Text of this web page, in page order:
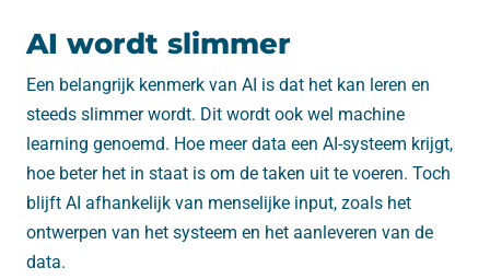
AI wordt slimmer
Een belangrijk kenmerk van AI is dat het kan leren en
steeds slimmer wordt. Dit wordt ook wel machine
learning genoemd. Hoe meer data een AI-systeem krijgt,
hoe beter het in staat is om de taken uit te voeren. Toch
blijft AI afhankelijk van menselijke input, zoals het
ontwerpen van het systeem en het aanleveren van de
data.